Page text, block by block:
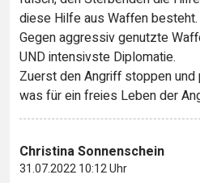
diese Hilfe aus Waffen besteht.
Gegen aggressiv genutzte
UND intensivste Diplomatie.
Zuerst den Angriff stoppen und
was für ein freies Leben der
Christina Sonnenschein
31.07.2022 10:12 Uhr